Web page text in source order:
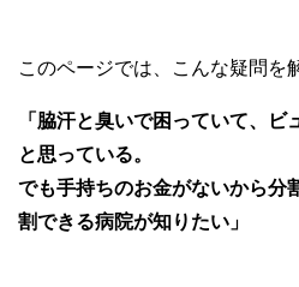
このページでは、こんな疑問を
「脇汗と臭いで困っていて、
と思っている。
でも手持ちのお金がないから分
割できる病院が知りたい」